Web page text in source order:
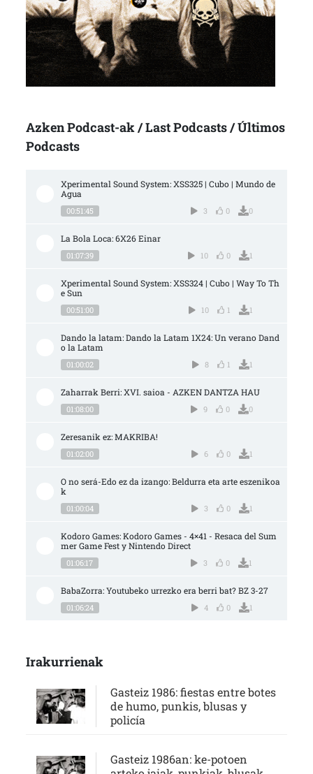
Azken Podcast-ak / Last Podcasts / Últimos
Podcasts
Xperimental Sound System: XSS325 | Cubo | Mundo de
Agua
00:51:45 3 0 0
La Bola Loca: 6X26 Einar
01:07:39 10 0 1
Xperimental Sound System: XSS324 | Cubo | Way To Th
e Sun
00:51:00 10 1 1
Dando la latam: Dando la Latam 1X24: Un verano Dand
o la Latam
01:00:02 8 1 1
Zaharrak Berri: XVI. saioa - AZKEN DANTZA HAU
01:08:00 9 0 0
Zeresanik ez: MAKRIBA!
01:02:00 6 0 1
O no será-Edo ez da izango: Beldurra eta arte eszenikoa
k
01:00:04 3 0 1
Kodoro Games: Kodoro Games - 4×41 - Resaca del Sum
mer Game Fest y Nintendo Direct
01:06:17 3 0 1
BabaZorra: Youtubeko urrezko era berri bat? BZ 3-27
01:06:24 4 0 1
Irakurrienak
Gasteiz 1986: fiestas entre botes
de humo, punkis, blusas y
policía
Gasteiz 1986an: ke-potoen